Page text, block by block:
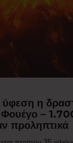
η
Φουέγο –
προληπτικά